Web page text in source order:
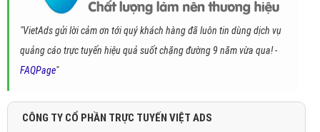
"VietAds gửi lời cảm ơn tới quý khách hàng đã luôn tin dùng dịch vụ
quảng cáo trực tuyến hiệu quả suốt chặng đường 9 năm vừa qua! -
FAQPage"
CÔNG TY CỔ PHẦN TRỰC TUYẾN VIỆT ADS